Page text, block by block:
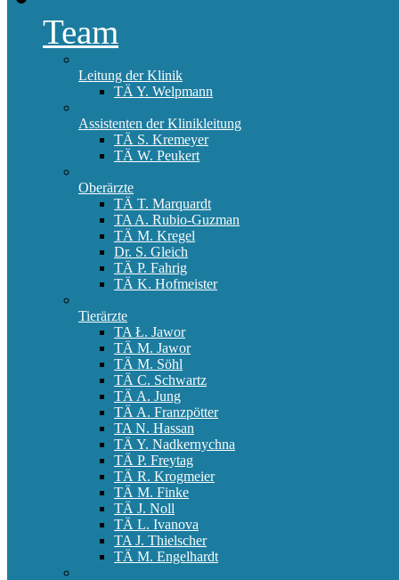
Team
Leitung der Klinik
TÄ Y. Welpmann
Assistenten der Klinikleitung
TÄ S. Kremeyer
TÄ W. Peukert
Oberärzte
TÄ T. Marquardt
TA A. Rubio-Guzman
TÄ M. Kregel
Dr. S. Gleich
TÄ P. Fahrig
TÄ K. Hofmeister
Tierärzte
TA Ł. Jawor
TÄ M. Jawor
TÄ M. Söhl
TÄ C. Schwartz
TÄ A. Jung
TÄ A. Franzpötter
TA N. Hassan
TÄ Y. Nadkernychna
TÄ P. Freytag
TÄ R. Krogmeier
TÄ M. Finke
TÄ J. Noll
TÄ L. Ivanova
TA J. Thielscher
TÄ M. Engelhardt